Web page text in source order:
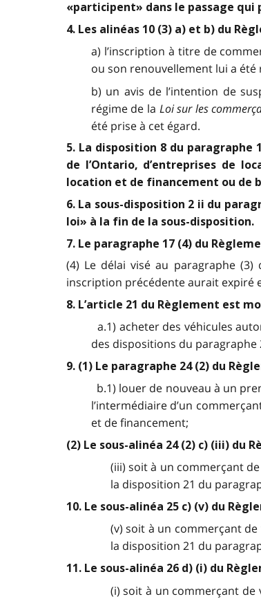
«participent» dans le passage qui
4. Les alinéas 10 (3) a) et b) du
a) l’inscription à titre de
ou son renouvellement lui a
b) un avis de l’intention de
régime de la Loi sur les
été prise à cet égard.
5. La disposition 8 du
de l’Ontario, d’entreprises de
location et de financement ou de
6. La sous-disposition 2 ii du
loi» à la fin de la sous-disposition.
7. Le paragraphe 17 (4) du
(4) Le délai visé au paragraphe
inscription précédente aurait expiré
8. L’article 21 du Règlement est
a.1) acheter des véhicules
des dispositions du paragraphe
9. (1) Le paragraphe 24 (2) du
b.1) louer de nouveau à un
l’intermédiaire d’un
et de financement;
(2) Le sous-alinéa 24 (2) c) (iii) du
(iii) soit à un commerçant
la disposition 21 du
10. Le sous-alinéa 25 c) (v) du
(v) soit à un commerçant
la disposition 21 du
11. Le sous-alinéa 26 d) (i) du
(i) soit à un commerçant de